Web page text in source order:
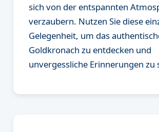
sich von der entspannten
verzaubern. Nutzen Sie diese
Gelegenheit, um das
Goldkronach zu entdecken und
unvergessliche Erinnerungen zu